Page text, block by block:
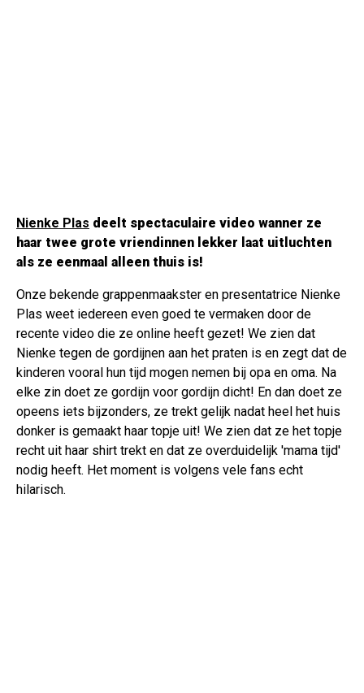
Nienke Plas deelt spectaculaire video wanner ze
haar twee grote vriendinnen lekker laat uitluchten
als ze eenmaal alleen thuis is!
Onze bekende grappenmaakster en presentatrice Nienke
Plas weet iedereen even goed te vermaken door de
recente video die ze online heeft gezet! We zien dat
Nienke tegen de gordijnen aan het praten is en zegt dat de
kinderen vooral hun tijd mogen nemen bij opa en oma. Na
elke zin doet ze gordijn voor gordijn dicht! En dan doet ze
opeens iets bijzonders, ze trekt gelijk nadat heel het huis
donker is gemaakt haar topje uit! We zien dat ze het topje
recht uit haar shirt trekt en dat ze overduidelijk 'mama tijd'
nodig heeft. Het moment is volgens vele fans echt
hilarisch.